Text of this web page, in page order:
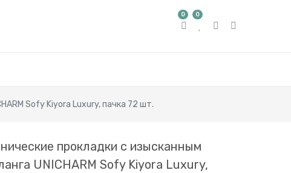
0 0
Sofy Kiyora Luxury, пачка 72 шт.
прокладки с изысканным
UNICHARM Sofy Kiyora Luxury,